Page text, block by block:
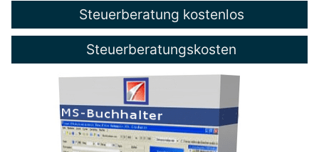
Steuerberatung kostenlos
Steuerberatungskosten